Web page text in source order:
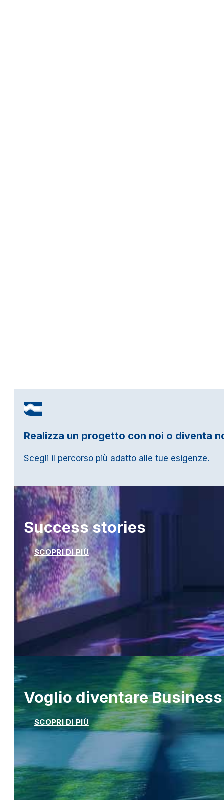
Realizza un progetto con noi o diventa
Scegli il percorso più adatto alle tue esigenze.
Successstories
SCOPRI DI PIÙ
Voglio diventare
SCOPRI DI PIÙ